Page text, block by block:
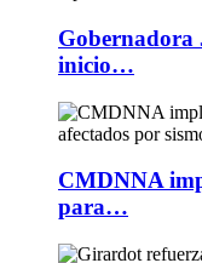
Gobernadora
inicio…
CMDNNA
para…